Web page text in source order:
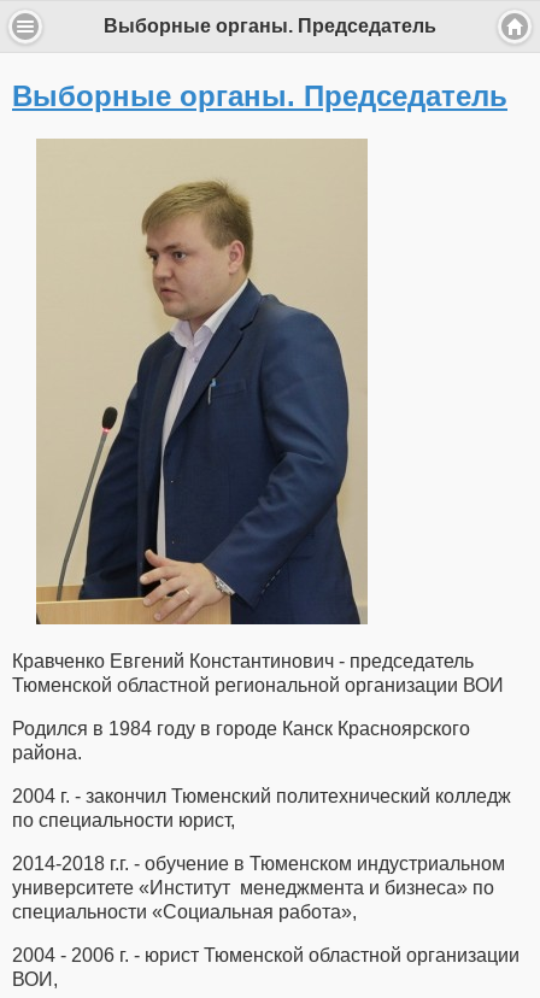
Выборные органы. Председатель
Выборные органы. Председатель
Кравченко Евгений Константинович - председатель
Тюменской областной региональной организации ВОИ
Родился в 1984 году в городе Канск Красноярского
района.
2004 г. - закончил Тюменский политехнический колледж
по специальности юрист,
2014-2018 г.г. - обучение в Тюменском индустриальном
университете «Институт менеджмента и бизнеса» по
специальности «Социальная работа»,
2004 - 2006 г. - юрист Тюменской областной организации
ВОИ,